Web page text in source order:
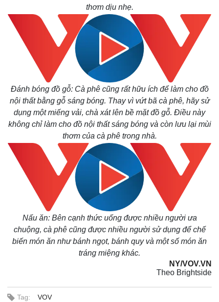
Kinh tế
Bất động sản
Khởi nghiệp
Thị trường
Giá vàng
Tiêu dùng
Tỷ giá
Chứng khoán
Giá cà phê
thơm dịu nhẹ.
Đánh bóng đồ gỗ: Cà phê cũng rất hữu ích để làm cho đồ
nội thất bằng gỗ sáng bóng. Thay vì vứt bã cà phê, hãy sử
dụng một miếng vải, chà xát lên bề mặt đồ gỗ. Điều này
không chỉ làm cho đồ nội thất sáng bóng và còn lưu lại mùi
thơm của cà phê trong nhà.
Nấu ăn: Bên cạnh thức uống được nhiều người ưa
chuộng, cà phê cũng được nhiều người sử dụng để chế
biến món ăn như bánh ngọt, bánh quy và một số món ăn
tráng miệng khác.
NY/VOV.VN
Theo Brightside
Tag: VOV